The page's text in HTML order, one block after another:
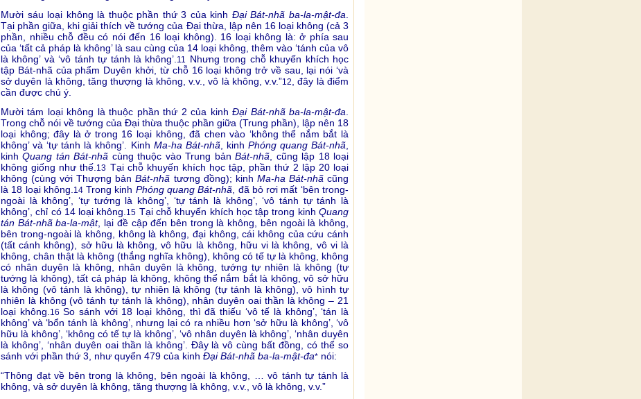
Mười sáu loại không là thuộc phần thứ 3 của kinh Đại Bát-nhã ba-la-mật-đa
Tại phần giữa, khi giải thích về tướng của Đại thừa, lập nên 16 loại không (cả 3
phần, nhiều chỗ đều có nói đến 16 loại không). 16 loại không là: ở phía sau
của ‘tất cả pháp là không’ là sau cùng của 14 loại không, thêm vào ‘tánh của vô
là không’ và ‘vô tánh tự tánh là không’. 11 Nhưng trong chỗ khuyến khích học
tập Bát-nhã của phẩm Duyên khởi, từ chỗ 16 loại không trở về sau, lại nói ‘và
sở duyên là không, tăng thượng là không, v.v., vô là không, v.v.”12
, đây là điểm
cần được chú ý.
Mười tám loại không là thuộc phần thứ 2 của kinhĐại Bát-nhã ba-la-mật-đa
Trong chỗ nói về tướng của Đại thừa thuộc phần giữa (Trung phần), lập nên 18
loại không; đây là ở trong 16 loại không, đã chen vào ‘không thể nắm bắt là
không’ và ‘tự tánh là không’. Kinh Ma-ha Bát-nhã, kinh Phóng quang Bát-nhã
kinhQuang tán Bát-nhã cùng thuộc vào Trung bảnBát-nhã , cũng lập 18 loại
không giống như thế. 13 Tại chỗ khuyến khích học tập, phần thứ 2 lập 20 loại
không (cùng với Thượng bảnBát-nhã tương đồng); kinh Ma-ha Bát-nhãcũng
là 18 loại không. 14Trong kinh Phóng quang Bát-nhã , đã bỏ rơi mất ‘bên trong-
ngoài là không’, ‘tự tướng là không’, ‘tự tánh là không’, ‘vô tánh tự tánh là
không’, chỉ có 14 loại không. 15 Tại chỗ khuyến khích học tập trong kinhQuang
tán Bát-nhã ba-la-mật, lại đề cập đến bên trong là không, bên ngoài là không,
bên trong-ngoài là không, không là không, đại không, cái không của cứu cánh
(tất cánh không), sở hữu là không, vô hữu là không, hữu vi là không, vô vi là
không, chân thật là không (thắng nghĩa không), không có tế tự là không, không
có nhân duyên là không, nhân duyên là không, tướng tự nhiên là không (tự
tướng là không), tất cả pháp là không, không thể nắm bắt là không, vô sở hữu
là không (vô tánh là không), tự nhiên là không (tự tánh là không), vô hình tự
nhiên là không (vô tánh tự tánh là không), nhân duyên oai thần là không – 21
loại không. 16 So sánh với 18 loại không, thì đã thiếu ‘vô tế là không’, ‘tán là
không’ và ‘bổn tánh là không’, nhưng lại có ra nhiều hơn ‘sở hữu là không’, ‘vô
hữu là không’, ‘không có tế tự là không’, ‘vô nhân duyên là không’, ‘nhân duyên
là không’, ‘nhân duyên oai thần là không’. Đây là vô cùng bất đồng, có thể so
sánh với phần thứ 3, như quyển 479 của kinh Đại Bát-nhã ba-la-mật-đa* nói:
“Thông đạt về bên trong là không, bên ngoài là không, … vô tánh tự tánh là
không, và sở duyên là không, tăng thượng là không, v.v., vô là không, v.v.”